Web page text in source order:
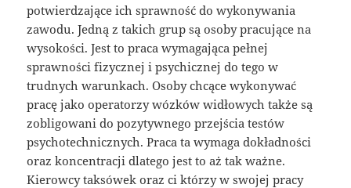
potwierdzające ich sprawność do wykonywania
zawodu. Jedną z takich grup są osoby pracujące na
wysokości. Jest to praca wymagająca pełnej
sprawności fizycznej i psychicznej do tego w
trudnych warunkach. Osoby chcące wykonywać
pracę jako operatorzy wózków widłowych także są
zobligowani do pozytywnego przejścia testów
psychotechnicznych. Praca ta wymaga dokładności
oraz koncentracji dlatego jest to aż tak ważne.
Kierowcy taksówek oraz ci którzy w swojej pracy